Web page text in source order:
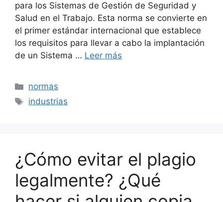
para los Sistemas de Gestión de Seguridad y
Salud en el Trabajo. Esta norma se convierte en
el primer estándar internacional que establece
los requisitos para llevar a cabo la implantación
de un Sistema … Leer más
Categorías
normas
Etiquetas
industrias
¿Cómo evitar el plagio
legalmente? ¿Qué